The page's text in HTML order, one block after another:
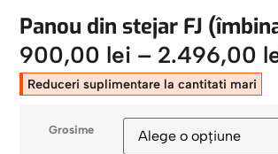
Panou din stejar FJ
900,00 lei – 2.496,00
Reduceri suplimentare la cantitati mari
Grosime